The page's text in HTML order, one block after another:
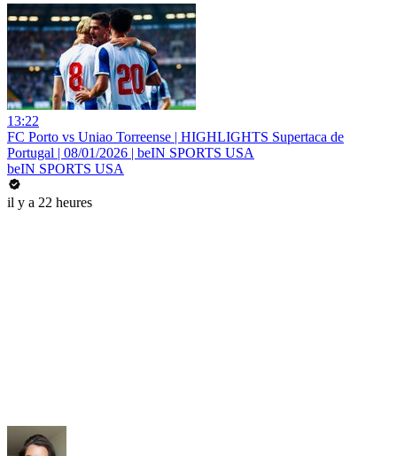
13:22
FC Porto vs Uniao Torreense | HIGHLIGHTS Supertaca de
Portugal | 08/01/2026 | beIN SPORTS USA
beIN SPORTS USA
il y a 22 heures